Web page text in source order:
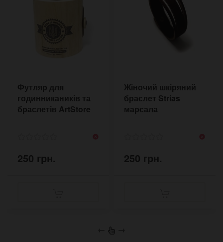
Футляр для
годинникаників та
браслетів ArtStore
250 грн.
Жіночий шкіряний
браслет Strias
марсала
250 грн.
← →